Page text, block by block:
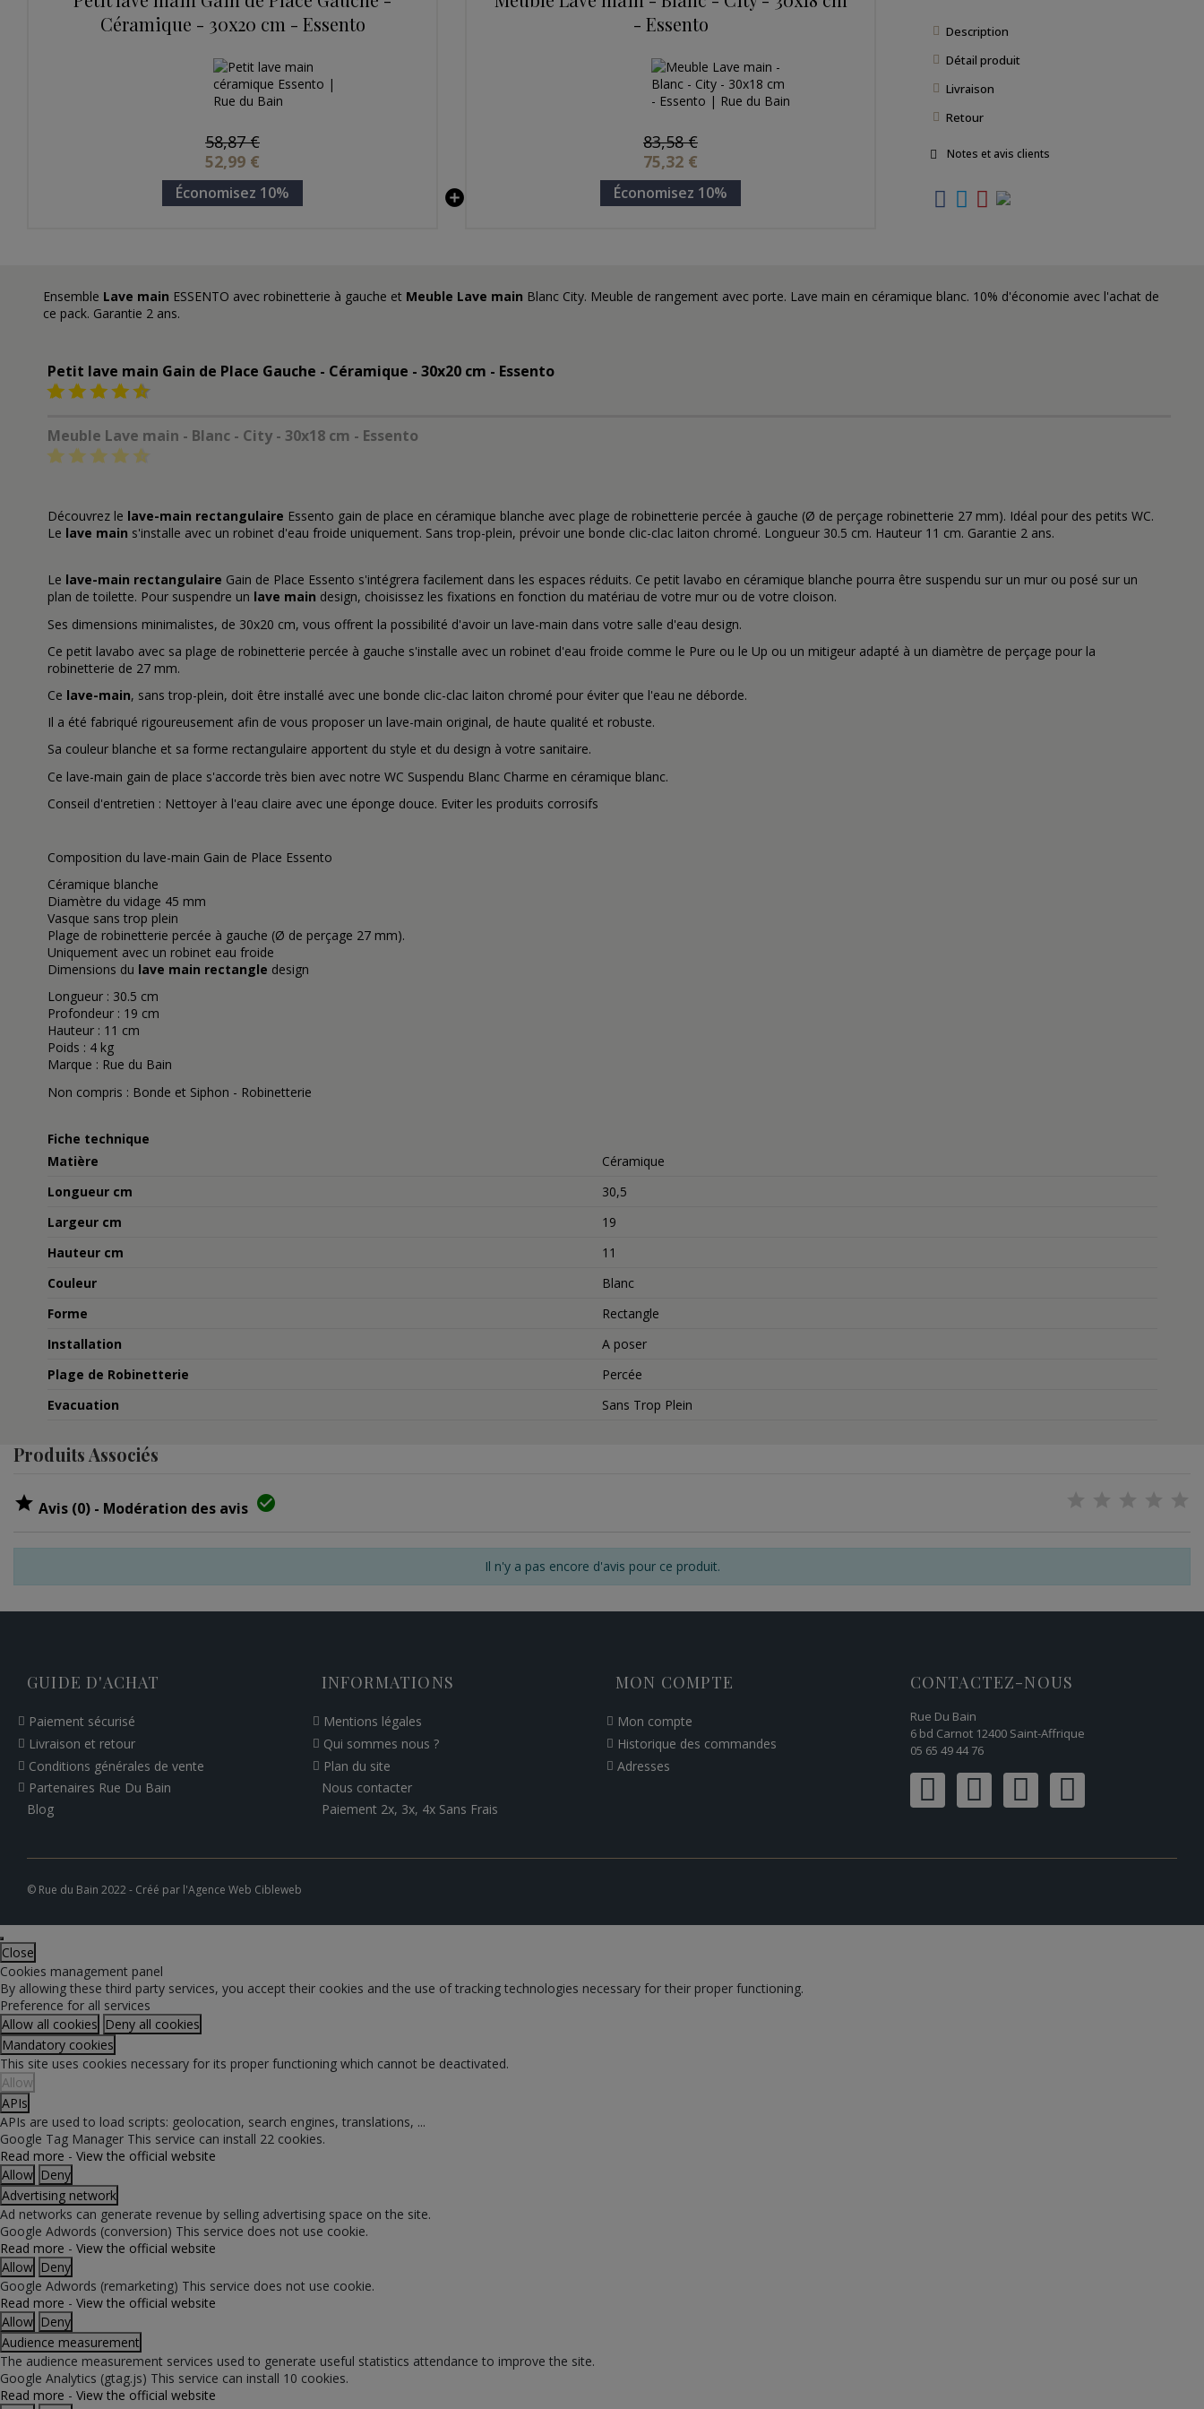
Céramique - 30x20 cm - Essento
58,87 €
52,99 €
Économisez 10%
- Essento
83,58 €
75,32 €
Économisez 10%
Description
Détail produit
Livraison
Retour
Notes et avis clients
Ensemble Lave main ESSENTO avec robinetterie à gauche et Meuble Lave main Blanc City. Meuble de rangement avec porte. Lave main en céramique blanc. 10% d'économie avec l'achat de
ce pack. Garantie 2 ans.
Petit lave main Gain de Place Gauche - Céramique - 30x20 cm - Essento
Meuble Lave main - Blanc - City - 30x18 cm - Essento
Découvrez le lave-main rectangulaire Essento gain de place en céramique blanche avec plage de robinetterie percée à gauche (Ø de perçage robinetterie 27 mm). Idéal pour des petits WC.
Le lave main s'installe avec un robinet d'eau froide uniquement. Sans trop-plein, prévoir une bonde clic-clac laiton chromé. Longueur 30.5 cm. Hauteur 11 cm. Garantie 2 ans.
Le lave-main rectangulaire Gain de Place Essento s'intégrera facilement dans les espaces réduits. Ce petit lavabo en céramique blanche pourra être suspendu sur un mur ou posé sur un
plan de toilette. Pour suspendre un lave main design, choisissez les fixations en fonction du matériau de votre mur ou de votre cloison.
Ses dimensions minimalistes, de 30x20 cm, vous offrent la possibilité d'avoir un lave-main dans votre salle d'eau design.
Ce petit lavabo avec sa plage de robinetterie percée à gauche s'installe avec un robinet d'eau froide comme le Pure ou le Up ou un mitigeur adapté à un diamètre de perçage pour la
robinetterie de 27 mm.
Ce lave-main, sans trop-plein, doit être installé avec une bonde clic-clac laiton chromé pour éviter que l'eau ne déborde.
Il a été fabriqué rigoureusement afin de vous proposer un lave-main original, de haute qualité et robuste.
Sa couleur blanche et sa forme rectangulaire apportent du style et du design à votre sanitaire.
Ce lave-main gain de place s'accorde très bien avec notre WC Suspendu Blanc Charme en céramique blanc.
Conseil d'entretien : Nettoyer à l'eau claire avec une éponge douce. Eviter les produits corrosifs
Composition du lave-main Gain de Place Essento
Céramique blanche
Diamètre du vidage 45 mm
Vasque sans trop plein
Plage de robinetterie percée à gauche (Ø de perçage 27 mm).
Uniquement avec un robinet eau froide
Dimensions du lave main rectangle design
Longueur : 30.5 cm
Profondeur : 19 cm
Hauteur : 11 cm
Poids : 4 kg
Marque : Rue du Bain
Non compris : Bonde et Siphon - Robinetterie
Fiche technique
Matière
Céramique
Longueur cm
30,5
Largeur cm
19
Hauteur cm
11
Couleur
Blanc
Forme
Rectangle
Installation
A poser
Plage de Robinetterie
Percée
Evacuation
Sans Trop Plein
Produits Associés
 Avis (0) - Modération des avis 
Il n'y a pas encore d'avis pour ce produit.
GUIDE D'ACHAT
Paiement sécurisé
Livraison et retour
Conditions générales de vente
Partenaires Rue Du Bain
Blog
INFORMATIONS
Mentions légales
Qui sommes nous ?
Plan du site
Nous contacter
Paiement 2x, 3x, 4x Sans Frais
MON COMPTE
Mon compte
Historique des commandes
Adresses
CONTACTEZ-NOUS
Rue Du Bain
6 bd Carnot 12400 Saint-Affrique
05 65 49 44 76
© Rue du Bain 2022 - Créé par l'Agence Web Cibleweb
Close
Cookies management panel
By allowing these third party services, you accept their cookies and the use of tracking technologies necessary for their proper functioning.
Preference for all services
Allow all cookies Deny all cookies
Mandatory cookies
This site uses cookies necessary for its proper functioning which cannot be deactivated.
Allow
APIs
APIs are used to load scripts: geolocation, search engines, translations, ...
Google Tag Manager This service can install 22 cookies.
Read more - View the official website
Allow Deny
Advertising network
Ad networks can generate revenue by selling advertising space on the site.
Google Adwords (conversion) This service does not use cookie.
Read more - View the official website
Allow Deny
Google Adwords (remarketing) This service does not use cookie.
Read more - View the official website
Allow Deny
Audience measurement
The audience measurement services used to generate useful statistics attendance to improve the site.
Google Analytics (gtag.js) This service can install 10 cookies.
Read more - View the official website